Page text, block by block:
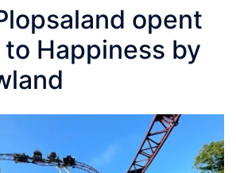
opent
to Happiness by